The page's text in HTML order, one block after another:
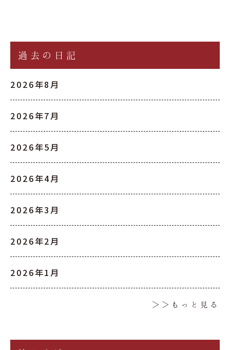
過去の日記
2026年8月
2026年7月
2026年5月
2026年4月
2026年3月
2026年2月
2026年1月
＞＞もっと見る